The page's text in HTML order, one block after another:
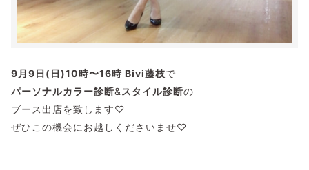
9月9日(日)10時〜16時 Bivi藤枝で
パーソナルカラー診断& スタイル診断の
ブース出店を致します♡
ぜひこの機会にお越しくださいませ♡